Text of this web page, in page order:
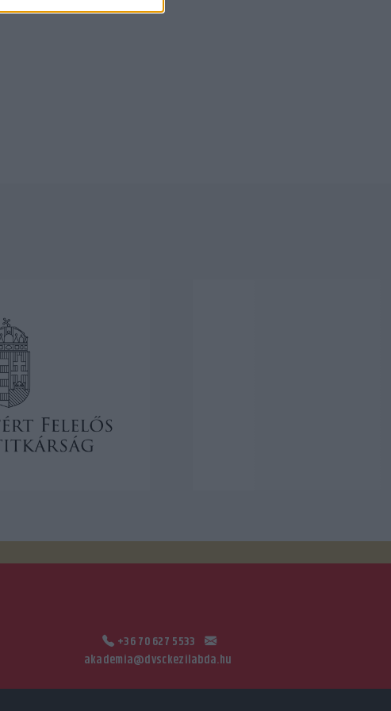
+36 70 627 5533
akademia@dvsckezilabda.hu